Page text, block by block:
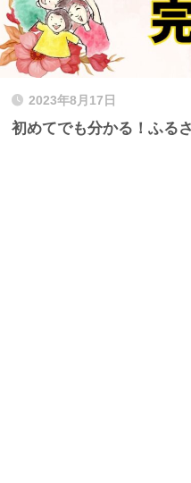
2023年8月17日
初めてでも分かる！ふる